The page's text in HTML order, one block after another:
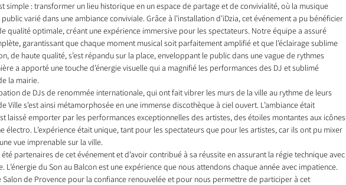
simple : transformer un lieu historique en un espace de partage et de convivialité, où la musique
varié dans une ambiance conviviale. Grâce à l’installation d’iDzia, cet événement a pu bénéficier
qualité optimale, créant une expérience immersive pour les spectateurs. Notre équipe a assuré
garantissant que chaque moment musical soit parfaitement amplifié et que l’éclairage sublime
de haute qualité, s’est répandu sur la place, enveloppant le public dans une vague de rythmes
a apporté une touche d’énergie visuelle qui a magnifié les performances des DJ et sublimé
la mairie.
de DJs de renommée internationale, qui ont fait vibrer les murs de la ville au rythme de leurs
Ville s’est ainsi métamorphosée en une immense discothèque à ciel ouvert. L’ambiance était
laissé emporter par les performances exceptionnelles des artistes, des étoiles montantes aux icônes
électro. L’expérience était unique, tant pour les spectateurs que pour les artistes, car ils ont pu mixer
vue imprenable sur la ville.
partenaires de cet événement et d’avoir contribué à sa réussite en assurant la régie technique avec
L’énergie du Son au Balcon est une expérience que nous attendons chaque année avec impatience.
Salon de Provence pour la confiance renouvelée et pour nous permettre de participer à cet